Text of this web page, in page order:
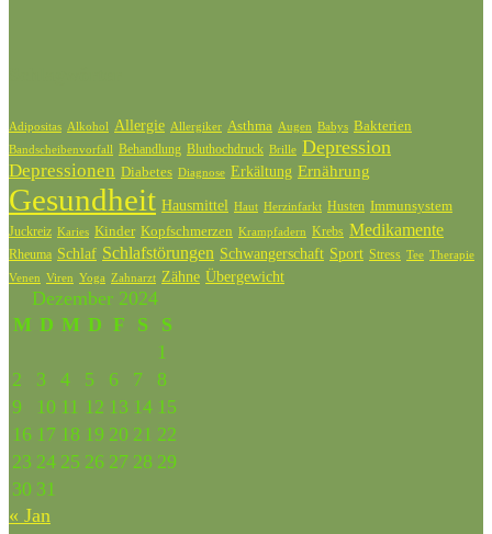
Adipositas Alkohol Allergie Allergiker Asthma Augen Babys Bakterien
Bandscheibenvorfall Behandlung Bluthochdruck Brille Depression
Depressionen Diabetes Diagnose Erkältung Ernährung
Gesundheit Hausmittel Haut Herzinfarkt Husten Immunsystem
Juckreiz Karies Kinder Kopfschmerzen Krampfadern Krebs Medikamente
Rheuma Schlaf Schlafstörungen Schwangerschaft Sport Stress Tee Therapie
Venen Viren Yoga Zahnarzt Zähne Übergewicht
Dezember 2024
M D M D F S
S
1
2
3 4 5 6 7
8
9
10 11 12 13 14 15
16 17 18 19 20 21 22
23 24 25 26 27 28 29
30 31
« Jan